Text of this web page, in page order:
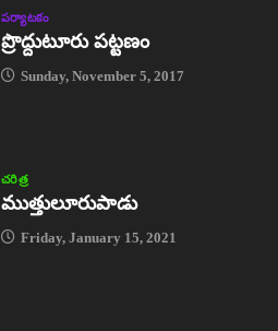
పర్యాటకం
ప్రొద్దుటూరు పట్టణం
Sunday, November 5, 2017
చరిత్ర
ముత్తులూరుపాడు
Friday, January 15, 2021